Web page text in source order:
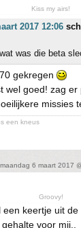
Kiss my airs!
2017 12:06
was die beta
gekregen
wel goed! zag
missies
een kneus
maandag 6 maart 2017
Groovy!
een keertje uit
voor mij..